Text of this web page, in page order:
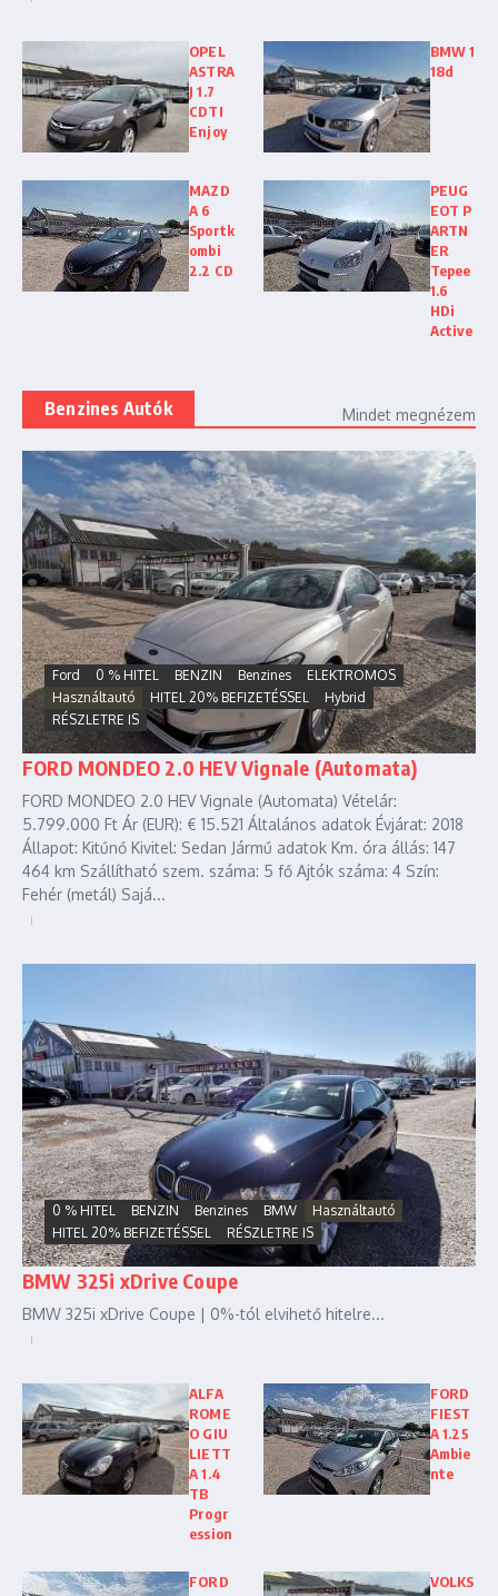
OPEL
ASTRA
J 1.7
CDTI
Enjoy
BMW 1
18d
MAZD
A 6
Sportk
ombi
2.2 CD
PEUG
EOT P
ARTN
ER
Tepee
1.6
HDi
Active
Benzines Autók Mindet megnézem
Ford 0 % HITEL BENZIN Benzines
ELEKTROMOS
Használtautó
HITEL 20% BEFIZETÉSSEL
Hybrid
RÉSZLETRE IS
FORD MONDEO 2.0 HEV Vignale (Automata)
FORD MONDEO 2.0 HEV Vignale (Automata) Vételár:
5.799.000 Ft Ár (EUR): € 15.521 Általános adatok Évjárat: 2018
Állapot: Kitűnő Kivitel: Sedan Jármű adatok Km. óra állás: 147
464 km Szállítható szem. száma: 5 fő Ajtók száma: 4 Szín:
Fehér (metál) Sajá...
0 % HITEL BENZIN Benzines BMW
Használtautó
HITEL 20% BEFIZETÉSSEL
RÉSZLETRE IS
BMW 325i xDrive Coupe
BMW 325i xDrive Coupe | 0%-tól elvihető hitelre...
ALFA
ROME
O GIU
LIETT
A 1.4
TB
Progr
ession
FORD
FIEST
A 1.25
Ambie
nte
FORD
VOLKS